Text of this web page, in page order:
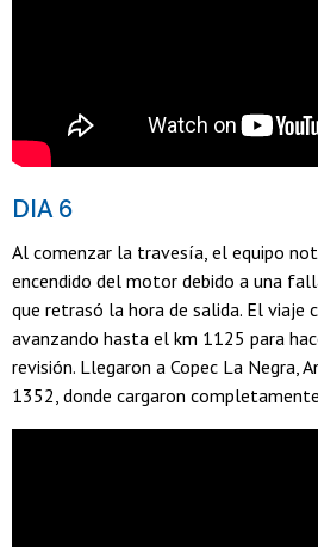
DIA 6
Al comenzar la travesía, el equipo
encendido del motor debido a una
que retrasó la hora de salida. El viaje
avanzando hasta el km 1125 para
revisión. Llegaron a Copec La Negra,
1352, donde cargaron